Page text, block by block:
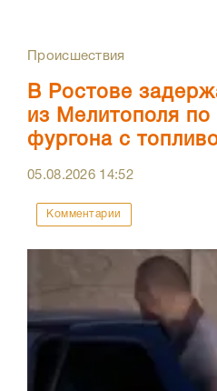
Происшествия
В Ростове
из Мелитополя
фургона с
05.08.2026 14:52
Комментарии